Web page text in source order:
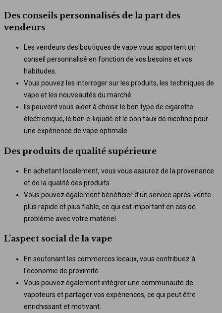
Des conseils personnalisés de la part des
vendeurs
Les vendeurs des boutiques de vape vous apportent un
conseil personnalisé en fonction de vos besoins et vos
habitudes.
Vous pouvez les interroger sur les produits, les techniques de
vape et les nouveautés du marché.
Ils peuvent vous aider à choisir le bon type de cigarette
électronique, le bon e-liquide et le bon taux de nicotine pour
une expérience de vape optimale.
Des produits de qualité supérieure
En achetant localement, vous vous assurez de la provenance
et de la qualité des produits.
Vous pouvez également bénéficier d’un service après-vente
plus rapide et plus fiable, ce qui est important en cas de
problème avec votre matériel.
L’aspect social de la vape
En soutenant les commerces locaux, vous contribuez à
l’économie de proximité.
Vous pouvez également intégrer une communauté de
vapoteurs et partager vos expériences, ce qui peut être
enrichissant et motivant.